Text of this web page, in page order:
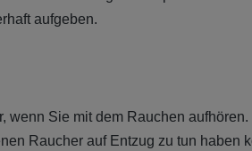
aufgeben.
wenn Sie mit dem Rauchen
Raucher auf Entzug zu tun haben